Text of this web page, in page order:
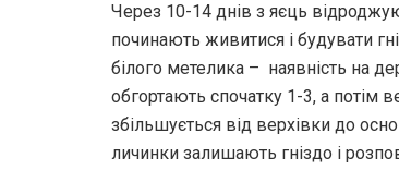
Через 10-14 днів з яєць
починають живитися і будувати
білого метелика – наявність на
обгортають спочатку 1-3, а потім
збільшується від верхівки до
личинки залишають гніздо і